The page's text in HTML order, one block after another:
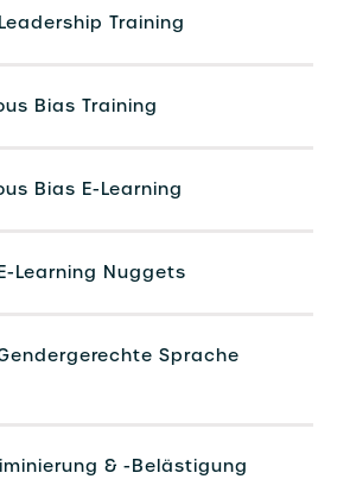
Training
Bias Training
Bias E-Learning
Learning Nuggets
Sprache
& -Belästigung